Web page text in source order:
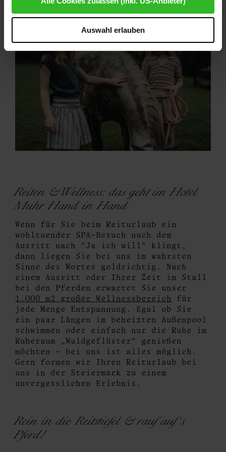
und Überwachungszwecken unterliegen und dagegen
keine wirksamen Rechtsbehelfe zur Verfügung stehen.
Mit Ihrem Klick auf "Ja, alle Cookies zulassen" stimmen
Sie zu, dass Cookies von uns und von Drittanbietern
(auch in den USA) verwendet werden dürfen.
Ausgenommen von den unbedingt erforderlichen
Cookies, die der ordnungsgemäßen Funktionsweise der
Website dienen und nicht abwählbar sind, können Sie die
einzelnen Cookies für jeden Anbieter individuell
bearbeiten. Ihre Einwilligung können Sie jederzeit mit
Wirkung für die Zukunft im Punkt "Cookie-Einstellungen"
in der Fußzeile dieser Website widerrufen.
Ausgenommen hiervon sind unbedingt erforderliche
Auswahl erlauben
Reiten & Wellness: das geht im Hotel
Muhr Hand in Hand
Wenn für Sie beim Reiturlaub ein
wohltuender SPA-Besuch nach dem
Ausritt nach "Ja ich will" klingt,
dann liegen Sie bei uns im wahrsten
Sinne des Wortes goldrichtig. Nach
einem Ausritt oder Ihrer Zeit im Stall
bei den Pferden erwartet Sie unser
1.000 m2 großer Wellnessbereich für
jede Menge Entspannung. Egal ob Sie
ein paar Längen im beheizten Außenpool
schwimmen oder einfach nur die Ruhe im
Ruheraum „Waldgeflüster“ genießen
möchten – bei uns ist alles möglich.
Gern formen wir Ihren Reiturlaub bei
uns in der Steiermark zu einem
unvergesslichen Erlebnis.
Rein in die Reitstiefel & rauf auf's
Pferd!